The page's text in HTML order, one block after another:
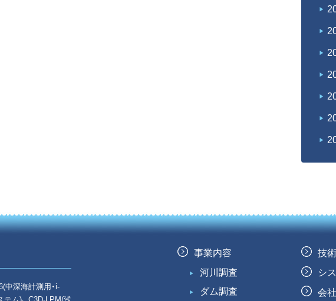
中深海計測用・i-
事業内容
河川調査
ダム調査
技
シ
会